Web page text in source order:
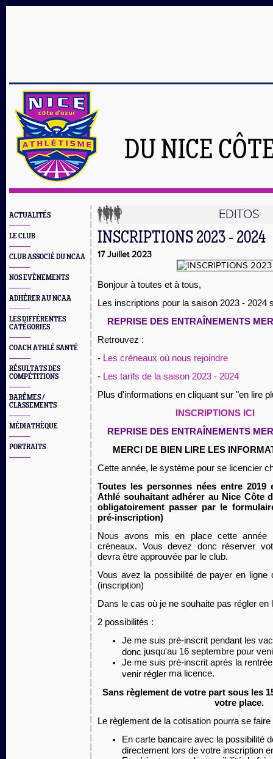
DU NICE
ACTUALITÉS
LE CLUB
CLUB ASSOCIÉ DU NCAA
NOS EVÈNEMENTS
ADHÉRER AU NCAA
LES DIFFÉRENTES
CATÉGORIES
COACH ATHLÉ SANTÉ
RÉSULTATS DES
COMPÉTITIONS
BARÊMES /
CLASSEMENTS
MÉDIATHÈQUE
PORTRAITS
EDITOS
INSCRIPTIONS 2023 - 2024
17 Juillet 2023
Bonjour à toutes et à tous,
Les inscriptions pour la saison 2023 - 2024
REPRISE DES ENTRAÎNEMENTS
Retrouvez :
- Les créneaux où nous rejoindre
- Les tarifs de la saison 2023 - 2024
Plus d'informations en cliquant sur "en lire
INSCRIPTIONS ICI
REPRISE DES ENTRAÎNEMENTS
MERCI DE BIEN LIRE LES
Cette année, le système pour se licencier
Toutes les personnes nées entre 2019
Athlé souhaitant adhérer au Nice Côte
obligatoirement passer par le
pré-inscription)
Nous avons mis en place cette année
créneaux. Vous devez donc réserver
devra être approuvée par le club.
Vous avez la possibilité de payer en ligne
(inscription)
Dans le cas où je ne souhaite pas régler
2 possibilités :
Je me suis pré-inscrit pendant les
donc jusqu'au 16 septembre pour
Je me suis pré-inscrit après la
venir régler ma licence.
Sans règlement de votre part sous les
votre place.
Le règlement de la cotisation pourra se faire
En carte bancaire avec la possibilité
directement lors de votre inscription